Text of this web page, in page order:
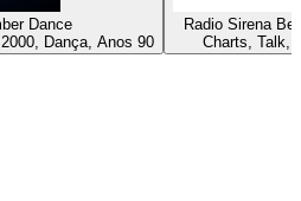
Dance
Dança, Anos 90
Radio Sirena
Charts, Talk,